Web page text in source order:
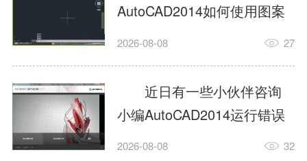
AutoCAD2014如何使用图案
填充?今日为你们带来的文章
用图案填充的内容，还有不
清楚小伙伴和小编一起去学
习一下吧。1.打开
AutoCAD2014这款软件，进
2026-08-08 27
近日有一些小伙伴咨询
小编AutoCAD2014运行错误
怎么办?下面就为大家带来了
2026-08-08 32